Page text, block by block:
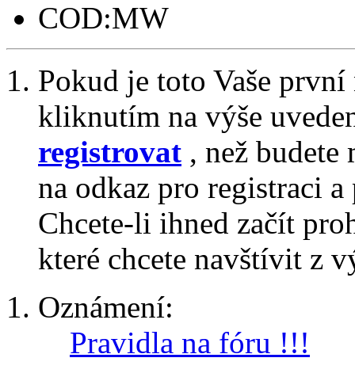
COD:MW
Pokud je toto Vaše
kliknutím na výše
registrovat , než
na odkaz pro registraci
Chcete-li ihned začít
které chcete navštívit z
Oznámení:
Pravidla na fóru !!!